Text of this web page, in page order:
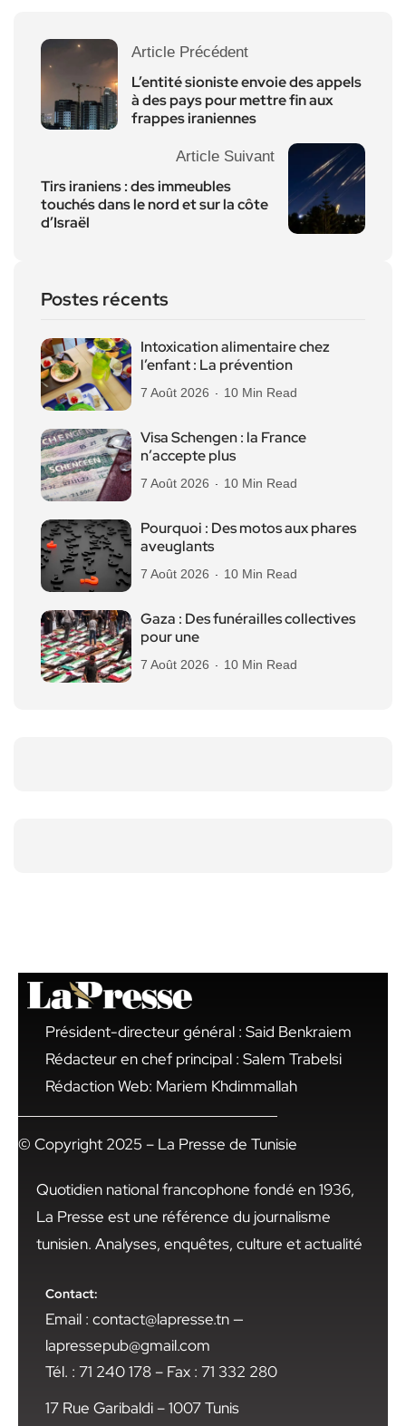
Article Précédent
L’entité sioniste envoie des appels
à des pays pour mettre fin aux
frappes iraniennes
Article Suivant
Tirs iraniens : des immeubles
touchés dans le nord et sur la côte
d’Israël
Postes récents
Intoxication alimentaire chez
l’enfant : La prévention
7 Août 2026 10 Min Read
Visa Schengen : la France
n’accepte plus
7 Août 2026 10 Min Read
Pourquoi : Des motos aux phares
aveuglants
7 Août 2026 10 Min Read
Gaza : Des funérailles collectives
pour une
7 Août 2026 10 Min Read
Président-directeur général : Said Benkraiem
Rédacteur en chef principal : Salem Trabelsi
Rédaction Web: Mariem Khdimmallah
© Copyright 2025 – La Presse de Tunisie
Quotidien national francophone fondé en 1936,
La Presse est une référence du journalisme
tunisien. Analyses, enquêtes, culture et actualité
Contact:
Email : contact@lapresse.tn —
lapressepub@gmail.com
Tél. : 71 240 178 – Fax : 71 332 280
17 Rue Garibaldi – 1007 Tunis